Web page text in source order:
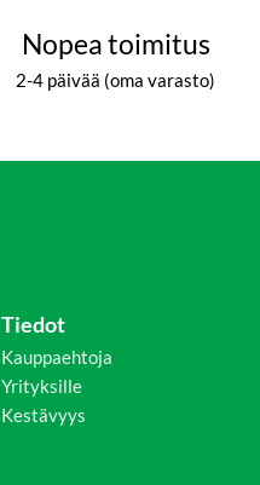
Nopea toimitus
2-4 päivää (oma varasto)
Tiedot
Kauppaehtoja
Yrityksille
Kestävyys